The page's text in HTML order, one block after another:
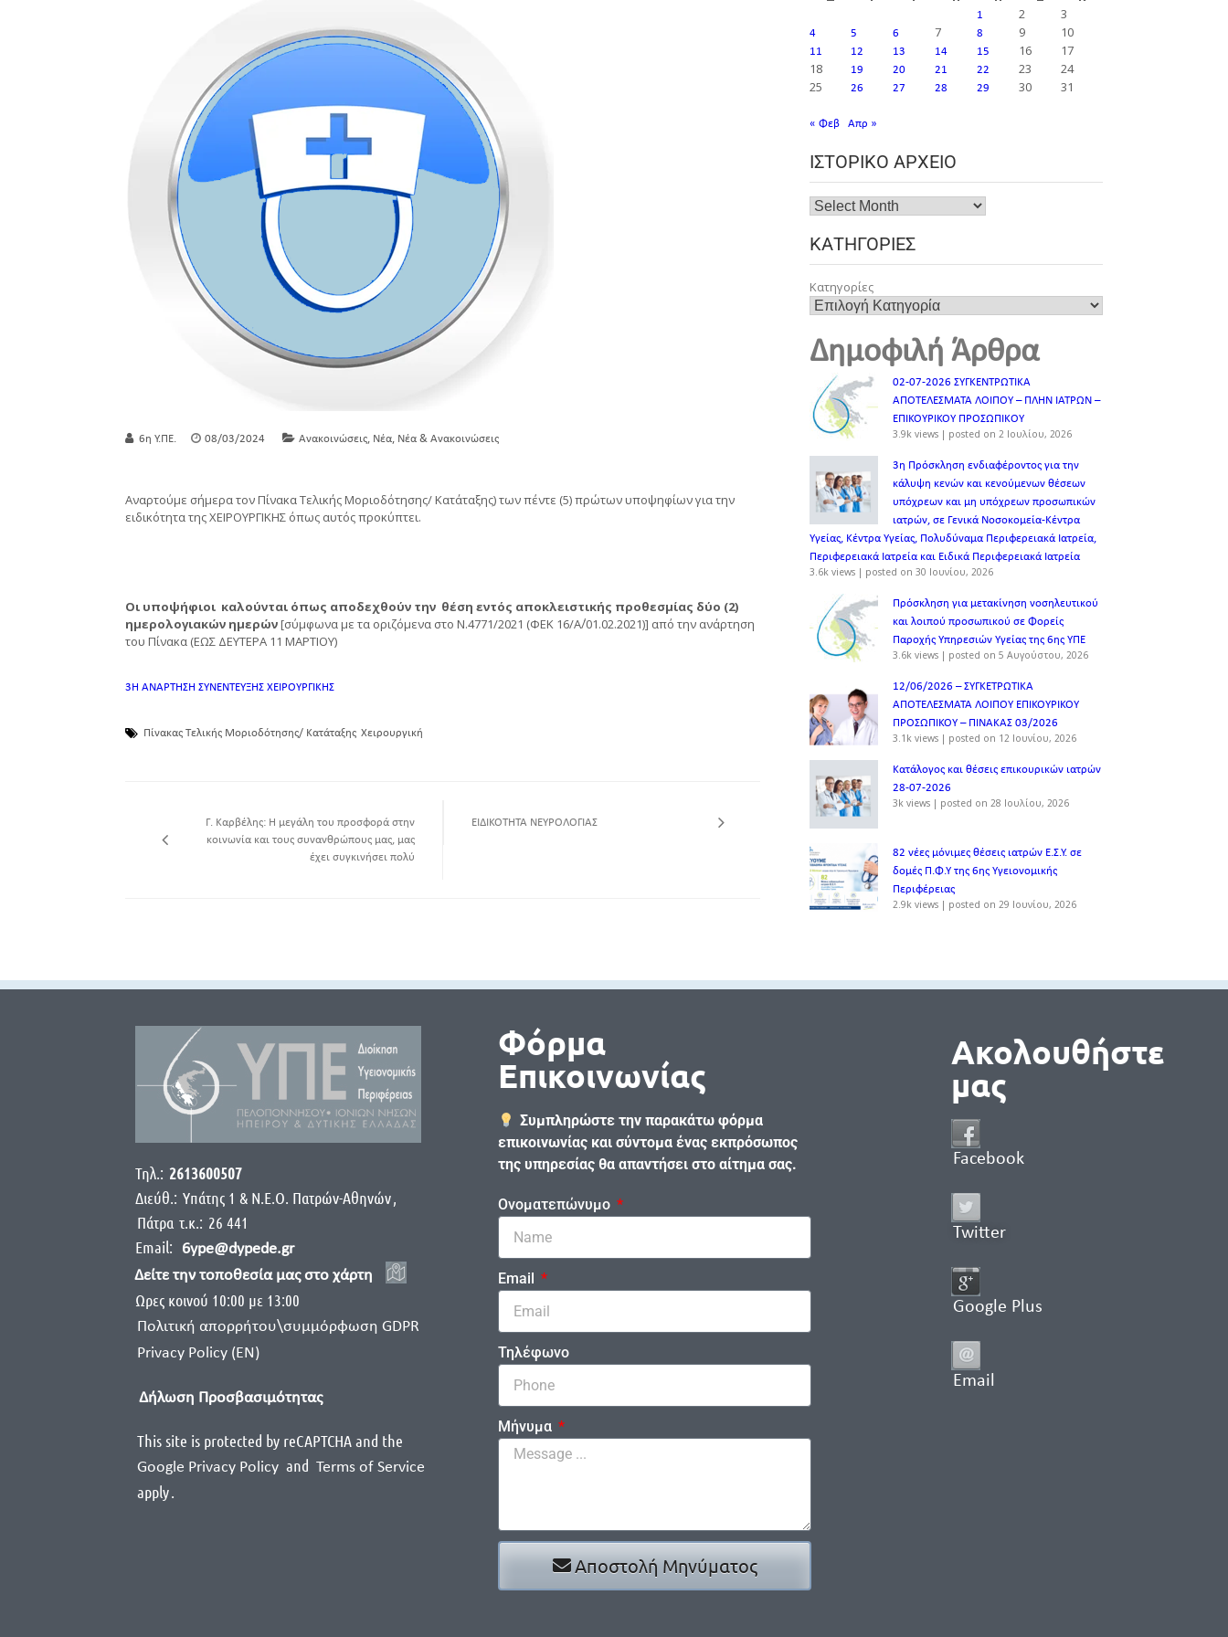
6η Υ.ΠΕ. 08/03/2024 Ανακοινώσεις, Νέα, Νέα & Ανακοινώσεις
Αναρτούμε σήμερα τον Πίνακα Τελικής Μοριοδότησης/ Κατάταξης) των πέντε (5) πρώτων υποψηφίων για την
ειδικότητα της ΧΕΙΡΟΥΡΓΙΚΗΣ όπως αυτός προκύπτει.
Οι υποψήφιοι καλούνται όπως αποδεχθούν την θέση εντός αποκλειστικής προθεσμίας δύο (2)
ημερολογιακών ημερών[σύμφωνα με τα οριζόμενα στο Ν.4771/2021 (ΦΕΚ 16/Α΄/01.02.2021)] από την ανάρτηση
του Πίνακα (ΕΩΣ ΔΕΥΤΕΡΑ 11 ΜΑΡΤΙΟΥ)
3Η ΑΝΑΡΤΗΣΗ ΣΥΝΕΝΤΕΥΞΗΣ ΧΕΙΡΟΥΡΓΙΚΗΣ
Πίνακας Τελικής Μοριοδότησης/ Κατάταξης Χειρουργική
Γ. Καρβέλης: Η μεγάλη του προσφορά στην
κοινωνία και τους συνανθρώπους μας, μας
έχει συγκινήσει πολύ
ΕΙΔΙΚΟΤΗΤΑ ΝΕΥΡΟΛΟΓΙΑΣ
1 2 3
4 5 6 7 8 9 10
11 12 13 14 15 16
17
18
19 20 21 22 23
24
25
26 27 28 29 30 31
« Φεβ Απρ »
ΙΣΤΟΡΙΚΌ ΑΡΧΕΊΟ
ΚΑΤΗΓΟΡΊΕΣ
Κατηγορίες
Δημοφιλή Άρθρα
02-07-2026 ΣΥΓΚΕΝΤΡΩΤΙΚΑ
ΑΠΟΤΕΛΕΣΜΑΤΑ ΛΟΙΠΟΥ – ΠΛΗΝ ΙΑΤΡΩΝ –
ΕΠΙΚΟΥΡΙΚΟΥ ΠΡΟΣΩΠΙΚOY
3.9k views | posted on 2 Ιουλίου, 2026
3η Πρόσκληση ενδιαφέροντος για την
κάλυψη κενών και κενούμενων θέσεων
υπόχρεων και μη υπόχρεων προσωπικών
ιατρών, σε Γενικά Νοσοκομεία-Κέντρα
Υγείας, Κέντρα Υγείας, Πολυδύναμα Περιφερειακά Ιατρεία,
Περιφερειακά Ιατρεία και Ειδικά Περιφερειακά Ιατρεία
3.6k views | posted on 30 Ιουνίου, 2026
Πρόσκληση για μετακίνηση νοσηλευτικού
και λοιπού προσωπικού σε Φορείς
Παροχής Υπηρεσιών Υγείας της 6ης ΥΠΕ
3.6k views | posted on 5 Αυγούστου, 2026
12/06/2026 – ΣΥΓΚΕΤΡΩΤΙΚΑ
ΑΠΟΤΕΛΕΣΜΑΤΑ ΛΟΙΠΟΥ ΕΠΙΚΟΥΡΙΚΟΥ
ΠΡΟΣΩΠΙΚΟΥ – ΠΙΝΑΚΑΣ 03/2026
3.1k views | posted on 12 Ιουνίου, 2026
Κατάλογος και θέσεις επικουρικών ιατρών
28-07-2026
3k views | posted on 28 Ιουλίου, 2026
82 νέες μόνιμες θέσεις ιατρών Ε.Σ.Υ. σε
δομές Π.Φ.Υ της 6ης Υγειονομικής
Περιφέρειας
2.9k views | posted on 29 Ιουνίου, 2026
Τηλ.: 2613600507
Διεύθ.: Yπάτης 1 & Ν.Ε.Ο. Πατρών-Αθηνών,
Πάτρα τ.κ.: 26 441
Email:
6ype@dypede.gr
Δείτε την τοποθεσία μας στο χάρτη
Ωρες κοινού 10:00 με 13:00
Πολιτική απορρήτου\συμμόρφωση GDPR
Privacy Policy (EN)
Δήλωση Προσβασιμότητας
This site is protected by reCAPTCHA and the
Google Privacy Policy and Terms of Service
apply.
Φόρμα
Επικοινωνίας
Συμπληρώστε την παρακάτω φόρμα
επικοινωνίας και σύντομα ένας εκπρόσωπος
της υπηρεσίας θα απαντήσει στο αίτημα σας.
Ονοματεπώνυμο
Email
Τηλέφωνο
Μήνυμα
Αποστολή Μηνύματος
Ακολουθήστε
μας
Facebook
Twitter
Google Plus
Email